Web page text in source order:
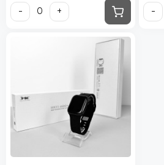
- + -